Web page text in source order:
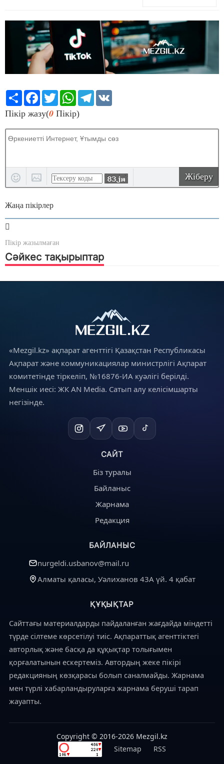
Share Facebook
TwitterWhatsApp
Telegram
Пікір жазу(0 Пікір)
Жіберу
Жаңа пікірлер
Пікір жазылмаған
Сәйкес тақырыптар
«Mezgil.kz» ақпарат агенттігі Қазақстан Республикасы
Ақпарат және коммуникациялар министрлігі Ақпарат
комитетінде тіркеліп, №16876-ИА куәлігі берілді.
Меншік иесі: ЖК AN Media. Сатып алу келісімшарты
негізінде.
САЙТ
Біз туралы
Байланыс
Жарнама
Редакция
БАЙЛАНЫС
nurgeldi.usbanov@mail.ru
Алматы қаласы, Уәлиханов 43А үй. 4 қабат
ҚҰҚЫҚТАР
Сайттағы материалдарды пайдаланған жағдайда міндетті
түрде сілтеме көрсетілуі тиіс. Ақпараттық агенттіктегі
авторлық және басқа да құқықтар толығымен
қорғалатынын ескертеміз. Автордың жеке пікірі
редакцияның көзқарасы болып саналмайды. Жарнама
мен түрлі хабарландыруларға жарнама беруші тарап
жауапты.
Copyright © 2016-2026 Mezgil.kz
Sitemap
RSS